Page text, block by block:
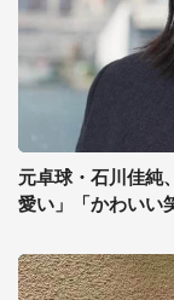
元卓球・石川佳純
愛い」「かわいい